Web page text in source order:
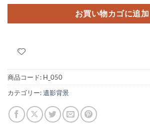
お買い物カゴに追加
商品コード: H_050
カテゴリー:遺影背景